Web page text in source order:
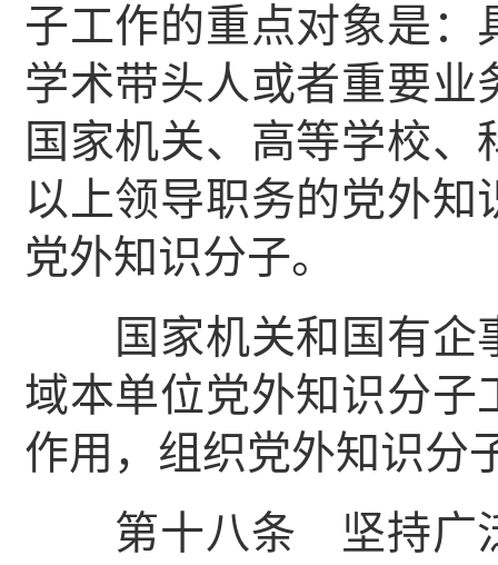
子工作的重点对象是
学术带头人或者重要
国家机关、高等学校
以上领导职务的党外
党外知识分子。
国家机关和国有企
域本单位党外知识分子
作用，组织党外知识分
第十八条 坚持广泛